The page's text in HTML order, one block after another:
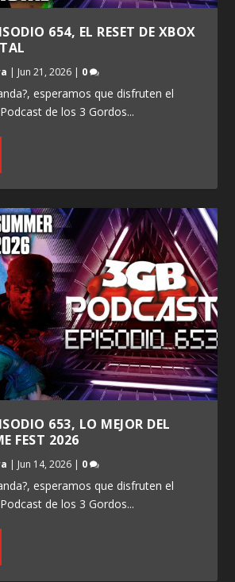
654, EL RESET DE XBOX
Jun 21, 2026 0
esperamos que disfruten el
de los 3 Gordos...
653, LO MEJOR DEL
FEST 2026
| Jun 14, 2026 | 0
esperamos que disfruten el
de los 3 Gordos...